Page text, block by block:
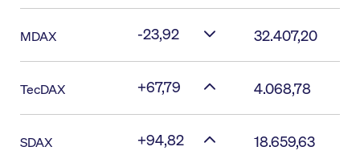
MDAX -23,92 32.407,20
TecDAX +67,79 4.068,78
SDAX +94,82 18.659,63